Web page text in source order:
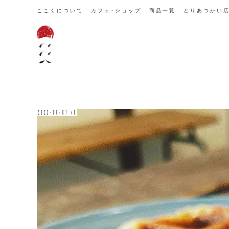
ここくについて カフェ・ショップ 商品一覧 とりあつかい
2022-08-07 v0